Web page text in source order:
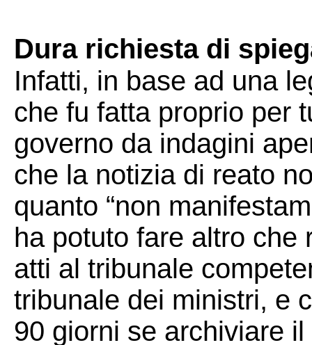
Dura richiesta di
Infatti, in base ad una
che fu fatta proprio per
governo da indagini
che la notizia di reato
quanto “non
ha potuto fare altro che
atti al tribunale
tribunale dei ministri, e
90 giorni se archiviare